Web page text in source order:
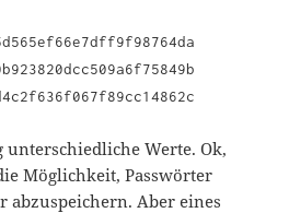
Werte. Ok,
Möglichkeit, Passwörter
Aber eines